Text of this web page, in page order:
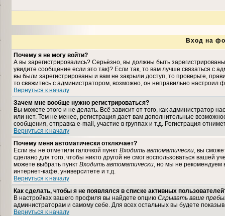
Вход на
Почему я не могу войти?
А вы зарегистрировались? Серьёзно, вы должны быть
увидите сообщение если это так)? Если так, то вам лучше связаться с
вы были зарегистрированы и вам не закрыли доступ, то проверьте,
то свяжитесь с администратором, возможно, он неправильно настроил
Вернуться к началу
Зачем мне вообще нужно регистрироваться?
Вы можете этого и не делать. Всё зависит от того, как
или нет. Тем не менее, регистрация дает вам дополнительные
сообщения, отправка e-mail, участие в группах и т.д. Регистрация
Вернуться к началу
Почему меня автоматически отключает?
Если вы не отметили галочкой пункт Входить автоматически, вы
сделано для того, чтобы никто другой не смог воспользоваться вашей
можете выбрать пункт Входить автоматически, но мы не рекомендуем
интернет-кафе, университете и т.д.
Вернуться к началу
Как сделать, чтобы я не появлялся в списке активных
В настройках вашего профиля вы найдете опцию Скрывать ваше
администраторам и самому себе. Для всех остальных вы будете
Вернуться к началу